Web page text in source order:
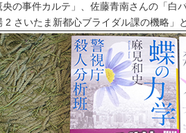
央の事件カルテ」、佐藤青南さんの「白
2 さいたま新都心ブライダル課の機略」